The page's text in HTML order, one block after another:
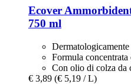
Ecover
750 ml
Dermatologicamente
Formula
Con olio di colza da
€ 3,89 (€ 5,19 / L)